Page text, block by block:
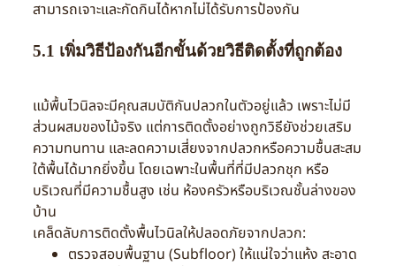
สามารถเจาะและกัดกินได้หากไม่ได้รับการป้องกัน
5.1 เพิ่มวิธีป้องกันอีกขั้นด้วยวิธีติดตั้งที่ถูกต้อง
แม้พื้นไวนิลจะมีคุณสมบัติกันปลวกในตัวอยู่แล้ว เพราะไม่มี
ส่วนผสมของไม้จริง แต่การติดตั้งอย่างถูกวิธียังช่วยเสริม
ความทนทาน และลดความเสี่ยงจากปลวกหรือความชื้นสะสม
ใต้พื้นได้มากยิ่งขึ้น โดยเฉพาะในพื้นที่ที่มีปลวกชุก หรือ
บริเวณที่มีความชื้นสูง เช่น ห้องครัวหรือบริเวณชั้นล่างของ
บ้าน
เคล็ดลับการติดตั้งพื้นไวนิลให้ปลอดภัยจากปลวก:
ตรวจสอบพื้นฐาน (Subfloor) ให้แน่ใจว่าแห้ง สะอาด